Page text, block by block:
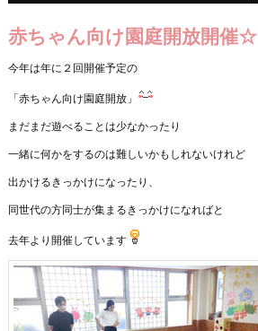
赤ちゃん向け園庭開放開催☆
今年は年に２回開催予定の
「赤ちゃん向け園庭開放」
まだまだ遊べることは少なかったり
一緒に何かをするのは難しいかもしれないけれど
出かけるきっかけになったり、
同世代の方同士が集まるきっかけになればと
去年より開催しています